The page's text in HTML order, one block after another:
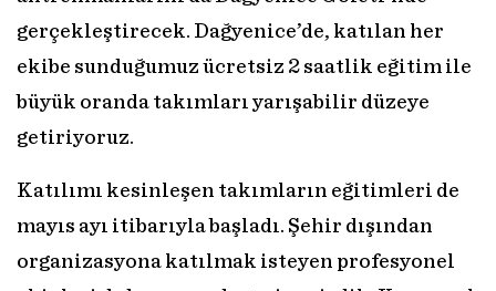
gerçekleştirecek. Dağyenice’de, katılan her
ekibe sunduğumuz ücretsiz 2 saatlik eğitim ile
büyük oranda takımları yarışabilir düzeye
getiriyoruz.
Katılımı kesinleşen takımların eğitimleri de
mayıs ayı itibarıyla başladı. Şehir dışından
organizasyona katılmak isteyen profesyonel